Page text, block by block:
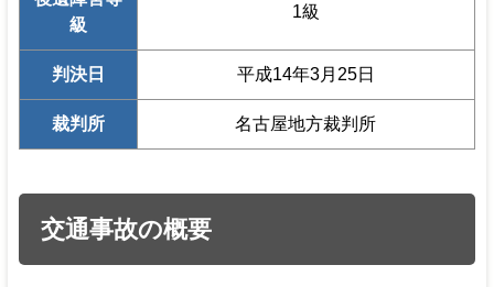
級
1級
判決日 平成14年3月25日
裁判所 名古屋地方裁判所
交通事故の概要